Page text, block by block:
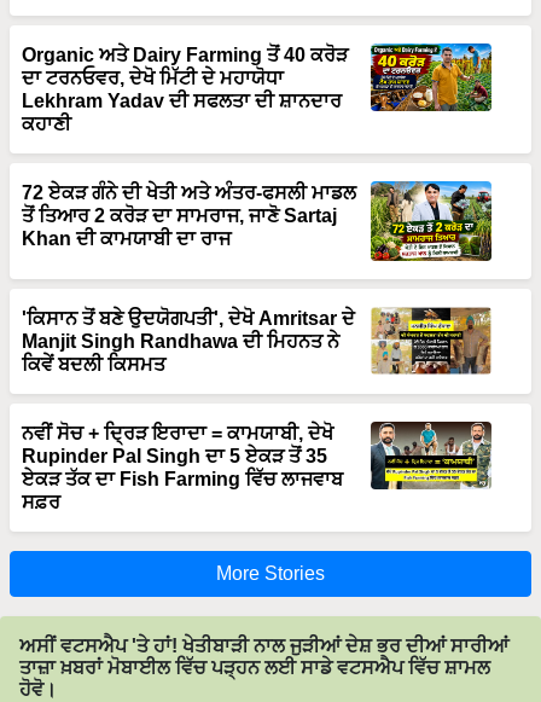
Organic ਅਤੇ Dairy Farming ਤੋਂ 40 ਕਰੋੜ
ਦਾ ਟਰਨਓਵਰ, ਦੇਖੋ ਮਿੱਟੀ ਦੇ ਮਹਾਯੋਧਾ
Lekhram Yadav ਦੀ ਸਫਲਤਾ ਦੀ ਸ਼ਾਨਦਾਰ
ਕਹਾਣੀ
72 ਏਕੜ ਗੰਨੇ ਦੀ ਖੇਤੀ ਅਤੇ ਅੰਤਰ-ਫਸਲੀ ਮਾਡਲ
ਤੋਂ ਤਿਆਰ 2 ਕਰੋੜ ਦਾ ਸਾਮਰਾਜ, ਜਾਣੋ Sartaj
Khan ਦੀ ਕਾਮਯਾਬੀ ਦਾ ਰਾਜ
'ਕਿਸਾਨ ਤੋਂ ਬਣੇ ਉਦਯੋਗਪਤੀ', ਦੇਖੋ Amritsar ਦੇ
Manjit Singh Randhawa ਦੀ ਮਿਹਨਤ ਨੇ
ਕਿਵੇਂ ਬਦਲੀ ਕਿਸਮਤ
ਨਵੀਂ ਸੋਚ + ਦ੍ਰਿੜ ਇਰਾਦਾ = ਕਾਮਯਾਬੀ, ਦੇਖੋ
Rupinder Pal Singh ਦਾ 5 ਏਕੜ ਤੋਂ 35
ਏਕੜ ਤੱਕ ਦਾ Fish Farming ਵਿੱਚ ਲਾਜਵਾਬ
ਸਫ਼ਰ
More Stories
ਅਸੀਂ ਵਟਸਐਪ 'ਤੇ ਹਾਂ! ਖੇਤੀਬਾੜੀ ਨਾਲ ਜੁੜੀਆਂ ਦੇਸ਼ ਭਰ ਦੀਆਂ ਸਾਰੀਆਂ
ਤਾਜ਼ਾ ਖ਼ਬਰਾਂ ਮੋਬਾਈਲ ਵਿੱਚ ਪੜ੍ਹਨ ਲਈ ਸਾਡੇ ਵਟਸਐਪ ਵਿੱਚ ਸ਼ਾਮਲ
ਹੋਵੋ।